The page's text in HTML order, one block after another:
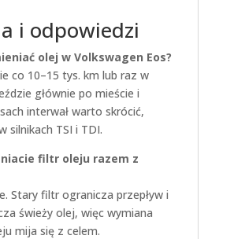
i odpowiedzi
olej w Volkswagen Eos?
co 10–15 tys. km lub raz w
głównie po mieście i
interwał warto skrócić,
silnikach TSI i TDI.
filtr oleju razem z
Stary filtr ogranicza przepływ i
świeży olej, więc wymiana
mija się z celem.